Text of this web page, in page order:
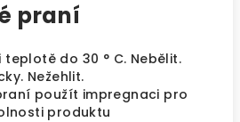
praní
do 30 ° C. Nebělit.
Nežehlit.
použít impregnaci pro
produktu